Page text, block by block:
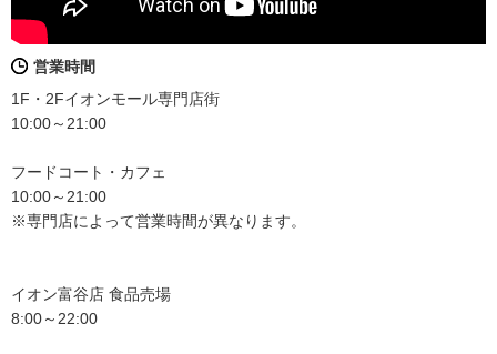
営業時間
1F・2Fイオンモール専門店街
10:00～21:00
フードコート・カフェ
10:00～21:00
※専門店によって営業時間が異なります。
イオン富谷店 食品売場
8:00～22:00